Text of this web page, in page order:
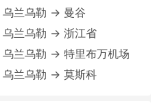
乌兰乌勒 → 曼谷
乌兰乌勒 → 浙江省
乌兰乌勒 → 特里布万机场
乌兰乌勒 → 莫斯科